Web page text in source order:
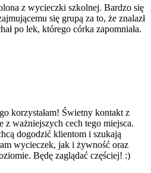
z wycieczki szkolnej. Bardzo się
się grupą za to, że znalazł
po lek, którego córka zapomniała.
korzystałam! Świetny kontakt z
z ważniejszych cech tego miejsca.
dogodzić klientom i szukają
wycieczek, jak i żywność oraz
Będę zaglądać częściej! :)